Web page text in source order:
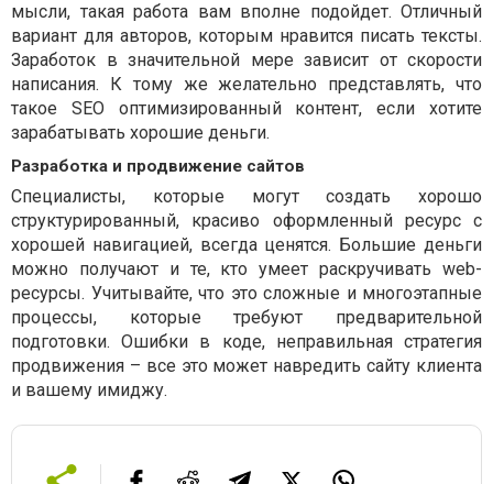
мысли, такая работа вам вполне подойдет. Отличный
вариант для авторов, которым нравится писать тексты.
Заработок в значительной мере зависит от скорости
написания. К тому же желательно представлять, что
такое SEO оптимизированный контент, если хотите
зарабатывать хорошие деньги.
Разработка и продвижение сайтов
Специалисты, которые могут создать хорошо
структурированный, красиво оформленный ресурс с
хорошей навигацией, всегда ценятся. Большие деньги
можно получают и те, кто умеет раскручивать web-
ресурсы. Учитывайте, что это сложные и многоэтапные
процессы, которые требуют предварительной
подготовки. Ошибки в коде, неправильная стратегия
продвижения – все это может навредить сайту клиента
и вашему имиджу.